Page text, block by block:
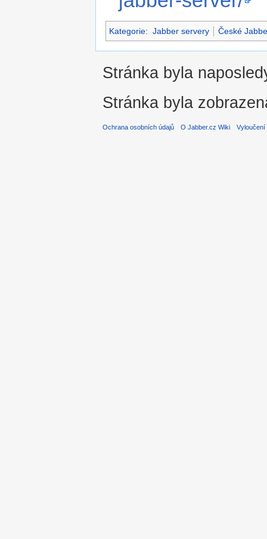
Kategorie: Jabber servery České
Stránka byla
Stránka byla
Ochrana osobních údajů O Jabber.cz Wiki Vyloučení